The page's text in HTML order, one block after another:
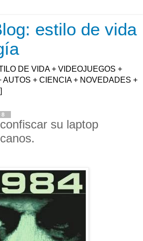
estilo de vida
DE VIDA + VIDEOJUEGOS +
AUTOS + CIENCIA + NOVEDADES +
su laptop